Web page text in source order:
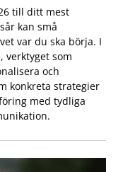
till ditt mest
kan små
var du ska börja. I
verktyget som
och
konkreta strategier
med tydliga